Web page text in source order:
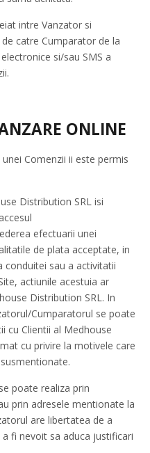
intre Vanzator si
catre Cumparator de la
si/sau SMS a
ONLINE
Comenzii ii este permis
Distribution SRL isi
efectuarii unei
de plata acceptate, in
conduitei sau a activitatii
actiunile acestuia ar
Distribution SRL. In
Cumparatorul se poate
cu Clientii al Medhouse
cu privire la motivele care
poate realiza prin
prin adresele mentionate la
are libertatea de a
fi nevoit sa aduca justificari